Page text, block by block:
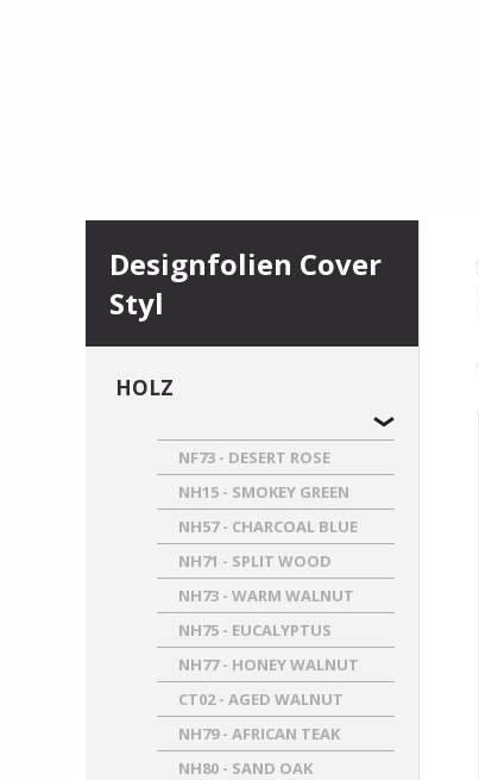
Designfolien Cover
Styl
HOLZ
NF73 - DESERT ROSE
NH15 - SMOKEY GREEN
NH57 - CHARCOAL BLUE
NH71 - SPLIT WOOD
NH73 - WARM WALNUT
NH75 - EUCALYPTUS
NH77 - HONEY WALNUT
CT02 - AGED WALNUT
NH79 - AFRICAN TEAK
NH80 - SAND OAK